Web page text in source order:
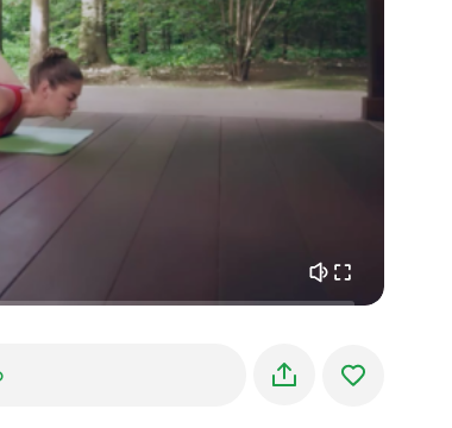
Voix de l'instructeur
de la forêt
d'été 02:00
des montagnes 02:00
de mer
voix du vent
de printemps